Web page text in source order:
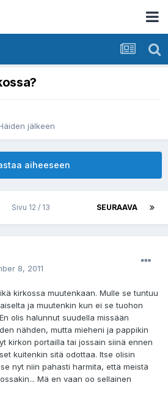
jälkeen
aiheeseen
SEURAAVA
Sivu 12 / 13
8, 2011
kirkossa muutenkaan. Mulle se tuntuu
ja muutenkin kun ei se tuohon
olis halunnut suudella missään
nähden, mutta mieheni ja pappikin
kirkon portailla tai jossain siinä ennen
kuitenkin sitä odottaa. Itse olisin
nyt niin pahasti harmita, että meistä
Mä en vaan oo sellainen